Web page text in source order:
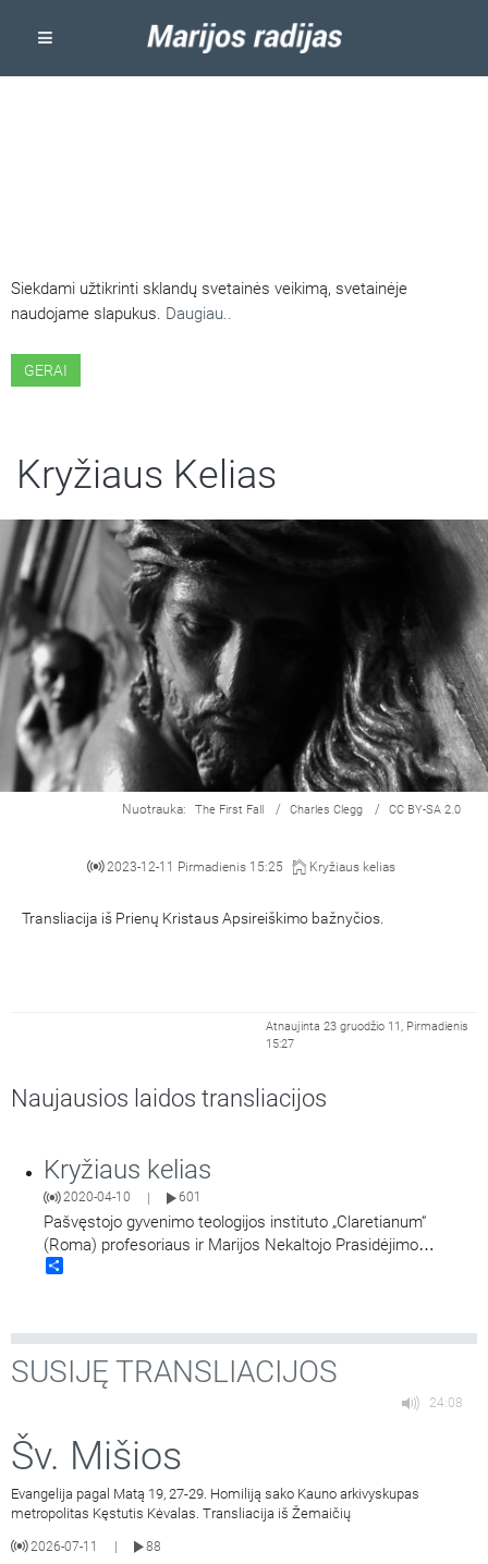
Siekdami užtikrinti sklandų svetainės veikimą, svetainėje
naudojame slapukus. Daugiau..
GERAI
Kryžiaus Kelias
Nuotrauka: The First Fall / Charles Clegg / CC BY-SA 2.0
2023-12-11 Pirmadienis 15:25 Kryžiaus kelias
Transliacija iš Prienų Kristaus Apsireiškimo bažnyčios.
Atnaujinta 23 gruodžio 11, Pirmadienis
15:27
Naujausios laidos transliacijos
Kryžiaus kelias
2020-04-10 601
Pašvęstojo gyvenimo teologijos instituto „Claretianum“
(Roma) profesoriaus ir Marijos Nekaltojo Prasidėjimo
misionierių studijų centro vadovo kunigo Fabio Cardi
SUSIJĘ TRANSLIACIJOS
24:08
Šv. Mišios
Evangelija pagal Matą 19, 27-29. Homiliją sako Kauno arkivyskupas
metropolitas Kęstutis Kėvalas. Transliacija iš Žemaičių
2026-07-11
88